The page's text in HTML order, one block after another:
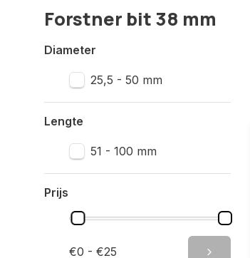
Forstner bit 38 mm
Diameter
25,5 - 50 mm
Lengte
51 - 100 mm
Prijs
€0 - €25